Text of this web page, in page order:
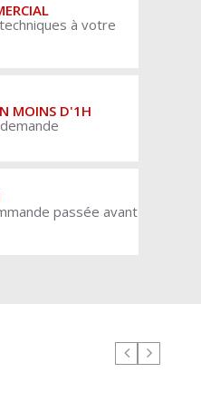
à votre
MOINS D'1H
passée avant